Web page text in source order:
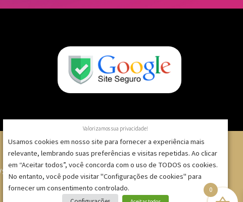
– CNPJ: 09.271.257/0001-52 |
0
Valorizamos sua privacidade!
Usamos cookies em nosso site para fornecer a experiência mais
relevante, lembrando suas preferências e visitas repetidas. Ao clicar
em “Aceitar todos”, você concorda com o uso de TODOS os cookies.
No entanto, você pode visitar "Configurações de cookies" para
fornecer um consentimento controlado.